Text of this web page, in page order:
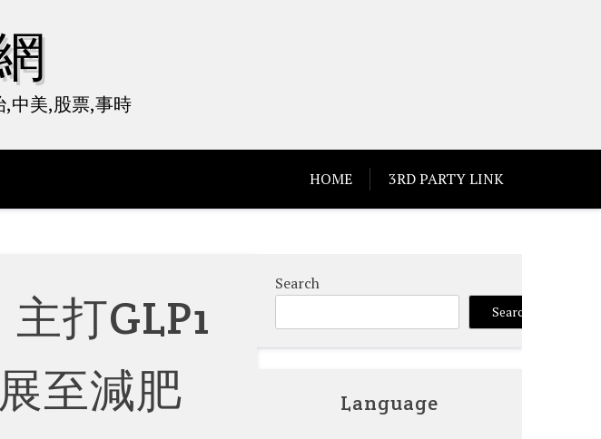
中美,股票,事時
HOME 3RD PARTY LINK
打GLP1
至減肥
Search
Search
Language